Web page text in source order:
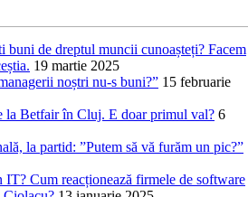
buni de dreptul muncii cunoașteți? Facem
19 martie 2025
noștri nu-s buni?” 15 februarie
la Betfair în Cluj. E doar primul val? 6
la partid: ”Putem să vă furăm un pic?”
IT? Cum reacționează firmele de software